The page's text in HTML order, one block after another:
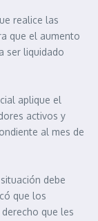
realice las
que el aumento
ser liquidado
aplique el
activos y
al mes de
debe
que los
que les